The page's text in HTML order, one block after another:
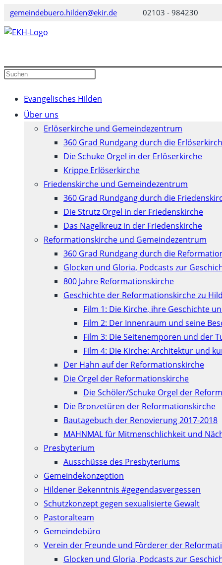
Zum
springen
gemeindebuero.hilden@ekir.de 02103 - 984230
Diese
durchsuchen
Press
to
search
panel.
Evangelisches Hilden
Über uns
Erlöserkirche und Gemeindezentrum
360 Grad Rundgang durch die
Die Schuke Orgel in der Erlöserkirche
Krippe Erlöserkirche
Friedenskirche und Gemeindezentrum
360 Grad Rundgang durch die
Die Strutz Orgel in der Friedenskirche
Das Nagelkreuz in der Friedenskirche
Reformationskirche und Gemeindezentrum
360 Grad Rundgang durch die
Glocken und Gloria, Podcasts zur
800 Jahre Reformationskirche
Geschichte der Reformationskirche zu
Film 1: Die Kirche, ihre Geschichte
Film 2: Der Innenraum und seine
Film 3: Die Seitenemporen und der
Film 4: Die Kirche: Architektur und
Der Hahn auf der Reformationskirche
Die Orgel der Reformationskirche
Die Schöler/Schuke Orgel der
Die Bronzetüren der Reformationskirche
Bautagebuch der Renovierung 2017-2018
MAHNMAL für Mitmenschlichkeit und
Presbyterium
Ausschüsse des Presbyteriums
Gemeindekonzeption
Hildener Bekenntnis #gegendasvergessen
Schutzkonzept gegen sexualisierte Gewalt
Pastoralteam
Gemeindebüro
Verein der Freunde und Förderer der
Glocken und Gloria, Podcasts zur